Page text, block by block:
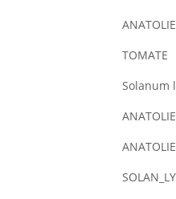
ANATOLIE
TOMATE
Solanum
ANATOLIE
ANATOLIE